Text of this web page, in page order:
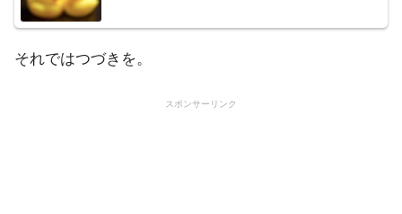
それではつづきを。
スポンサーリンク